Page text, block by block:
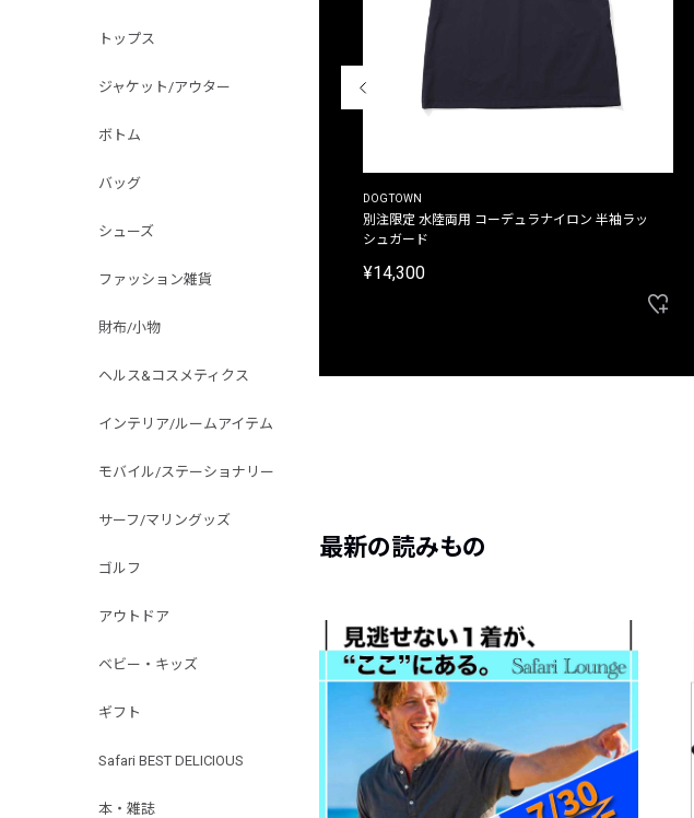
トップス
ジャケット/アウター
ボトム
バッグ
シューズ
ファッション雑貨
財布/小物
ヘルス&コスメティクス
インテリア/ルームアイテム
モバイル/ステーショナリー
サーフ/マリングッズ
ゴルフ
アウトドア
ベビー・キッズ
ギフト
Safari BEST DELICIOUS
本・雑誌
プリントTシャツ
DOGTOWN
別注限定 水陸両用 コーデュラナイロン 半袖ラッ
シュガード
¥14,300
最新の読みもの